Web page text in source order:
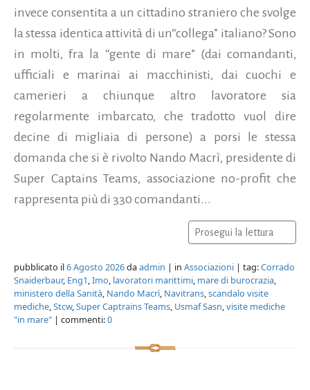
invece consentita a un cittadino straniero che svolge
la stessa identica attività di un“collega” italiano? Sono
in molti, fra la “gente di mare” (dai comandanti,
ufficiali e marinai ai macchinisti, dai cuochi e
camerieri a chiunque altro lavoratore sia
regolarmente imbarcato, che tradotto vuol dire
decine di migliaia di persone) a porsi le stessa
domanda che si è rivolto Nando Macrì, presidente di
Super Captains Teams, associazione no-profit che
rappresenta più di 330 comandanti...
Prosegui la lettura
pubblicato il6 Agosto 2026daadmin | in Associazioni | tag:Corrado
Snaiderbaur, Eng1,Imo, lavoratori marittimi, mare di burocrazia,
ministero della Sanità, Nando Macrì, Navitrans,scandalo visite
mediche,Stcw,Super Captrains Teams, Usmaf Sasn,visite mediche
"in mare" | commenti:0